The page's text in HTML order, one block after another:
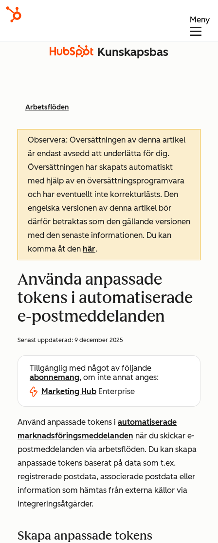
Meny
Kunskapsbas
Arbetsflöden
Observera: Översättningen av denna artikel
är endast avsedd att underlätta för dig.
Översättningen har skapats automatiskt
med hjälp av en översättningsprogramvara
och har eventuellt inte korrekturlästs. Den
engelska versionen av denna artikel bör
därför betraktas som den gällande versionen
med den senaste informationen. Du kan
komma åt den här.
Använda anpassade
tokens i automatiserade
e-postmeddelanden
Senast uppdaterad: 9 december 2025
Tillgänglig med något av följande
abonnemang, om inte annat anges:
Marketing Hub Enterprise
Använd anpassade tokens i automatiserade
marknadsföringsmeddelanden när du skickar e-
postmeddelanden via arbetsflöden. Du kan skapa
anpassade tokens baserat på data som t.ex.
registrerade postdata, associerade postdata eller
information som hämtas från externa källor via
integreringsåtgärder.
Skapa anpassade tokens